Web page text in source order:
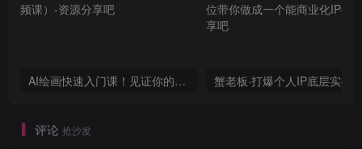
AI绘画快速入门课！见证你的惊世画作！midjourney,SDS（26节视频课）
评论 抢沙发